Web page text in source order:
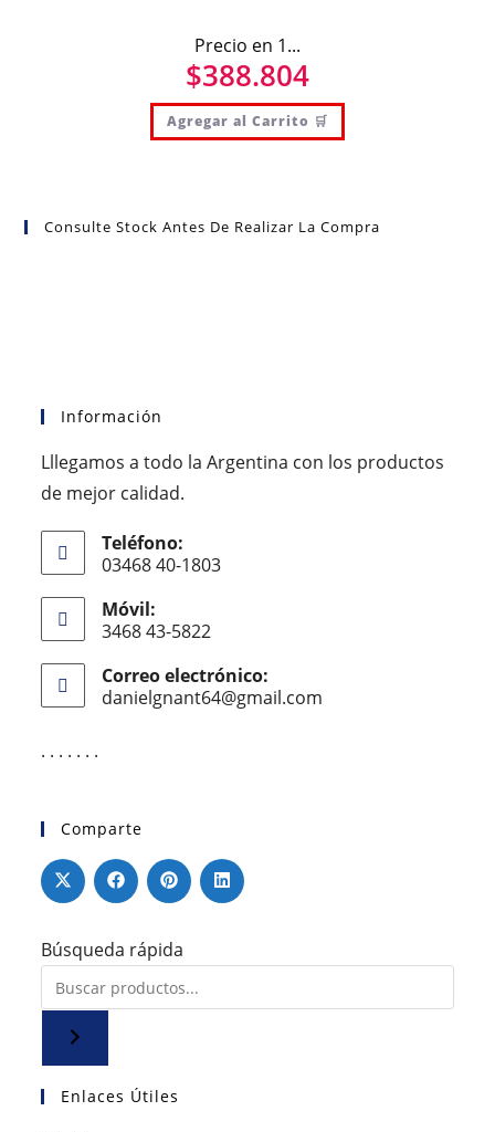
Precio en 1...
$388.804
Agregar al Carrito 🛒
Consulte Stock Antes De Realizar La Compra
Información
Lllegamos a todo la Argentina con los productos
de mejor calidad.
Teléfono:
03468 40-1803
Móvil:
3468 43-5822
Correo electrónico:
danielgnant64@gmail.com
. . . . . . .
Comparte
Búsqueda rápida
Enlaces Útiles